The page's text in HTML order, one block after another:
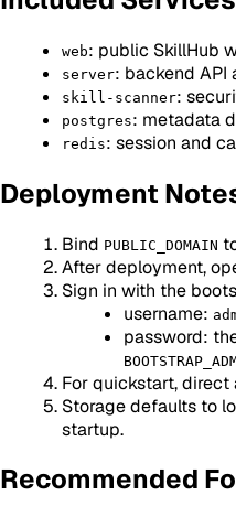
web: public SkillHub
server: backend API
skill-scanner:
postgres: metadata
redis: session and
Deployment
Bind PUBLIC_DOMAIN
After deployment,
Sign in with the
username:
password:
For quickstart,
Storage defaults to
startup.
Recommended